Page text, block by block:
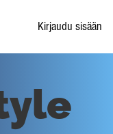
Kirjaudu sisään